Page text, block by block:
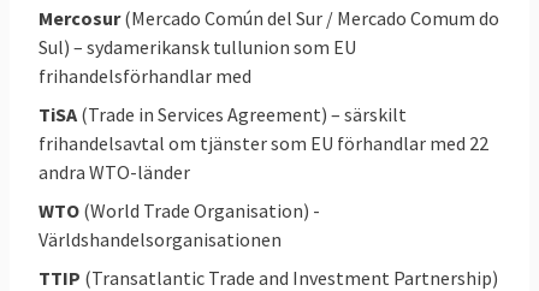
avtalen har det även krävts godkännande i
nationella och vissa regionala parlament. För
godkännas krävs till exempel godkännande
från 43 nationella och regionala parlament i
länder lämnat sitt godkännande däribland
Sveriges riksdag.
Mercosur(Mercado Común del Sur / Mercado Comum do
Sul) – sydamerikansk tullunion som EU
frihandelsförhandlar med
TiSA (Trade in Services Agreement) – särskilt
frihandelsavtal om tjänster som EU förhandlar med 22
andra WTO-länder
WTO (World Trade Organisation) -
Världshandelsorganisationen
TTIP (Transatlantic Trade and Investment Partnership)